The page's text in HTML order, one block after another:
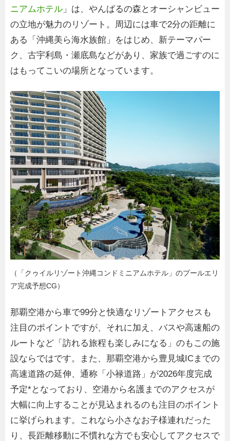
ニアムホテル 」は、やんばるの森とオーシャンビュー
の立地が魅力のリゾート。周辺には車で2分の距離に
ある「沖縄美ら海水族館」をはじめ、新テーマパー
ク、古宇利島・瀬底島などがあり、家族で過ごすのに
はもってこいの場所となっています。
（「クゥイルリゾート沖縄コンドミニアムホテル」のプールエリ
ア完成予想CG）
那覇空港から車で99分と快適なリゾートアクセスも
注目のポイントですが、それに加え、バスや高速船の
ルートなど「訪れる旅程も楽しみになる」のもこの施
設ならではです。また、那覇空港から豊見城ICまでの
高速道路の延伸、通称「小禄道路」が2026年度完成
予定*となっており、空港から名護までのアクセスが
大幅に向上することが見込まれるのも注目のポイント
に挙げられます。これなら小さなお子様連れだった
り、長距離移動に不慣れな方でも安心してアクセスで